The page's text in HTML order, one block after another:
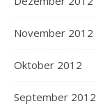
November 2012
Oktober 2012
September 2012